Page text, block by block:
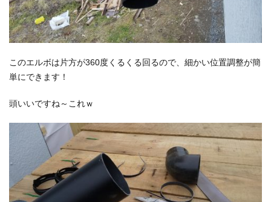
このエルボは片方が360度くるくる回るので、細かい位置調整が簡
単にできます！
頭いいですね～これｗ